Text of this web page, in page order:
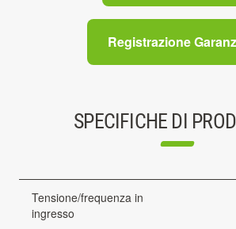
Registrazione
SPECIFICHE DI
Tensione/frequenza in
ingresso